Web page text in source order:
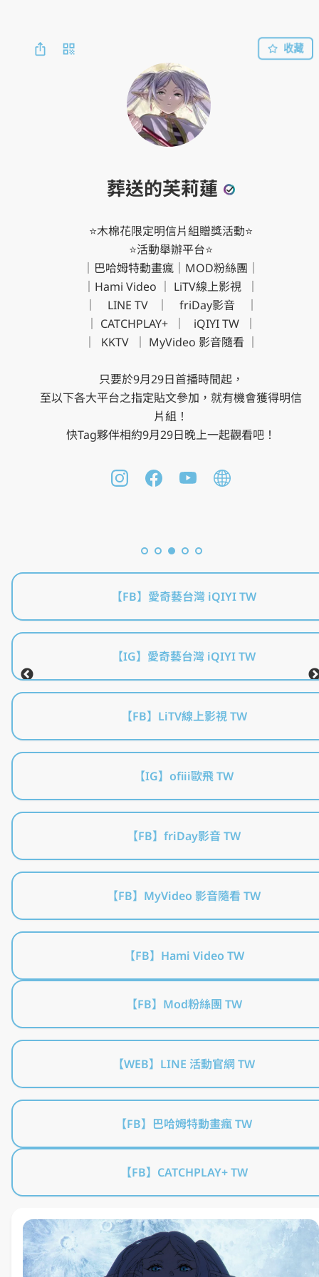
葬送的芙莉蓮
⭐️木棉花限定明信片組贈獎活動⭐️
⭐️活動舉辦平台⭐️
｜巴哈姆特動畫瘋｜MOD粉絲團｜
｜Hami Video ｜ LiTV線上影視  ｜
｜    LINE TV   ｜    friDay影音    ｜
｜ CATCHPLAY+  ｜   iQIYI TW  ｜
｜  KKTV  ｜ MyVideo 影音隨看 ｜
只要於9月29日首播時間起，
至以下各大平台之指定貼文參加，就有機會獲得明信
片組！
快Tag夥伴相約9月29日晚上一起觀看吧！
收藏
【FB】愛奇藝台灣 iQIYI TW
【IG】愛奇藝台灣 iQIYI TW
【FB】LiTV線上影視 TW
【IG】ofiii歐飛 TW
【FB】friDay影音 TW
【FB】MyVideo 影音隨看 TW
【FB】Hami Video TW
【FB】Mod粉絲團 TW
【WEB】LINE 活動官網 TW
【FB】巴哈姆特動畫瘋 TW
【FB】CATCHPLAY+ TW